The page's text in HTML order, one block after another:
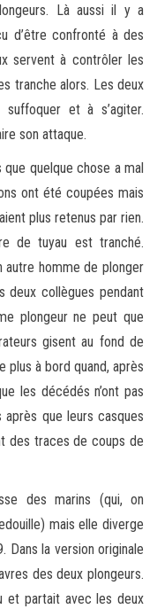
Là aussi il y a
d’être confronté à des
servent à contrôler les
tranche alors. Les deux
suffoquer et à s’agiter.
son attaque.
quelque chose a mal
ont été coupées mais
plus retenus par rien.
de tuyau est tranché.
autre homme de plonger
collègues pendant
plongeur ne peut que
gisent au fond de
plus à bord quand, après
les décédés n’ont pas
que leurs casques
des traces de coups de
des marins (qui, on
mais elle diverge
Dans la version originale
des deux plongeurs.
et partait avec les deux